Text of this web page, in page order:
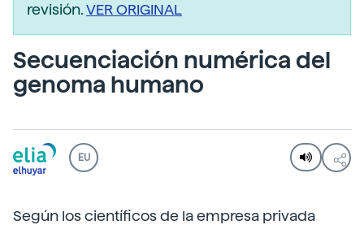
revisión.VER ORIGINAL
Secuenciación numérica del
genoma humano
EU
Según los científicos de la empresa privada